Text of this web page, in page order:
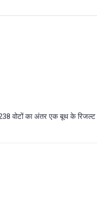
वोटों का अंतर एक बूथ के